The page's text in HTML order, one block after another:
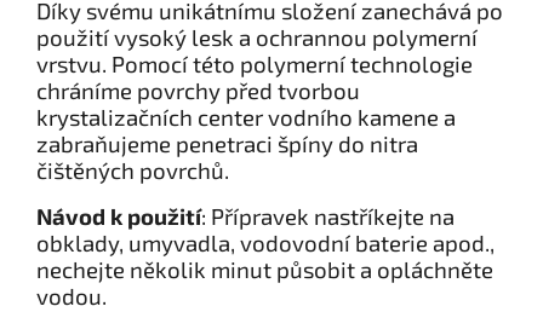
Díky svému unikátnímu složení zanechává po
použití vysoký lesk a ochrannou polymerní
vrstvu. Pomocí této polymerní technologie
chráníme povrchy před tvorbou
krystalizačních center vodního kamene a
zabraňujeme penetraci špíny do nitra
čištěných povrchů.
Návod k použití: Přípravek nastříkejte na
obklady, umyvadla, vodovodní baterie apod.,
nechejte několik minut působit a opláchněte
vodou.​